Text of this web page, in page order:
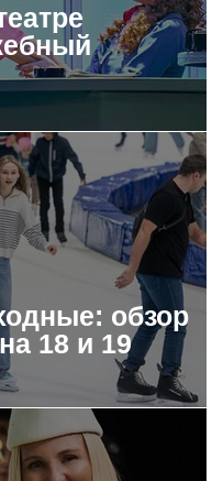
обзор
18 и 19